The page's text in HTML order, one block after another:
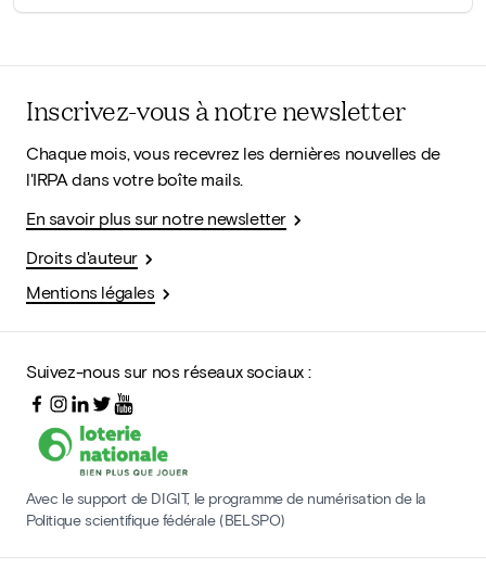
Inscrivez-vous à notre newsletter
Chaque mois, vous recevrez les dernières nouvelles de
l'IRPA dans votre boîte mails.
En savoir plus sur notre newsletter
Droits d'auteur
Mentions légales
Suivez-nous sur nos réseaux sociaux :
Avec le support de DIGIT, le programme de numérisation de la
Politique scientifique fédérale (BELSPO)